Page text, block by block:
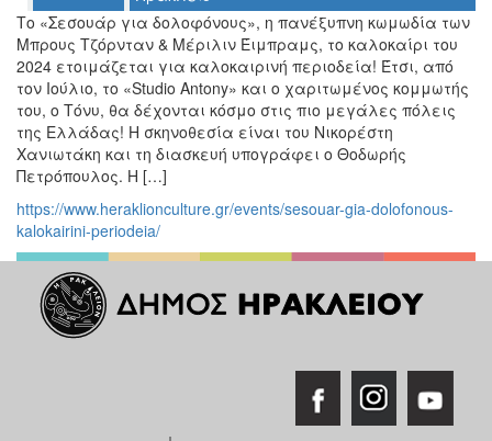
ΤΟΠΟΣ
ΜΑΣ
ΔΗΜΟΣ
ΠΟΛΙΤΙΣΜΟΣ
ΑΝΘΕΚΤΙΚΗ
ΠΟΛΗ
Το «Σεσουάρ για δολοφόνους», η πανέξυπνη κωμωδία των
Mπρους Τζόρνταν & Μέριλιν Έιμπραμς, το καλοκαίρι του
2024 ετοιμάζεται για καλοκαιρινή περιοδεία! Έτσι, από
τον Ιούλιο, το «Studio Antony» και ο χαριτωμένος κομμωτής
του, ο Τόνυ, θα δέχονται κόσμο στις πιο μεγάλες πόλεις
της Ελλάδας! Η σκηνοθεσία είναι του Νικορέστη
Χανιωτάκη και τη διασκευή υπογράφει ο Θοδωρής
Πετρόπουλος. Η […]
https://www.heraklionculture.gr/events/sesouar-gia-dolofonous-
kalokairini-periodeia/